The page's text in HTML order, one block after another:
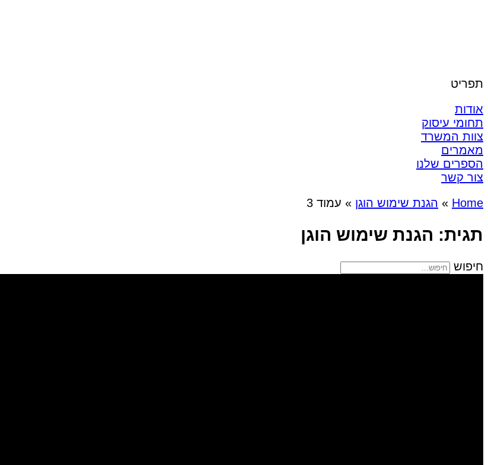
תפריט
אודות
תחומי עיסוק
צוות המשרד
מאמרים
הספרים שלנו
צור קשר
Home
» הגנת שימוש הוגן » עמוד 3
תגית: הגנת שימוש הוגן
חיפוש